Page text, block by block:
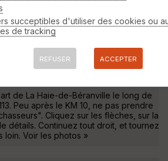
Voir les photos Reconnaissance de la
anti-horaire. »
Jeufosse (en sens horaire)
Rolleboise
de La Haie-de-Béranville le long de
Peu après le KM 10, ne pas prendre
Cliquez sur les flèches, sur la
détails. Continuez tout droit, et tournez
loin. Voir les photos »
succeptibles d'utiliser des cookies ou
de tracking
REFUSER ACCEPTER